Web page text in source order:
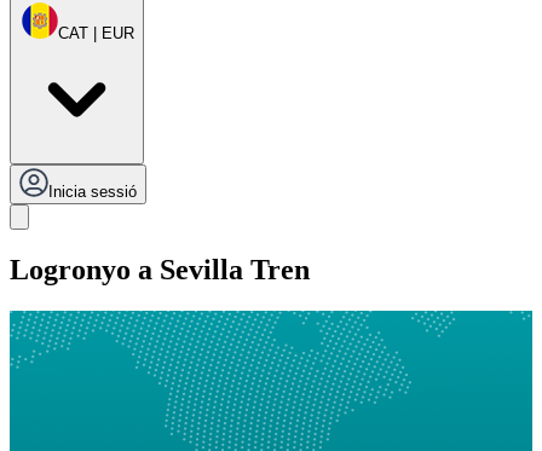
CAT | EUR
Inicia sessió
Logronyo a Sevilla Tren